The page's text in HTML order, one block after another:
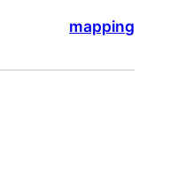
mapping